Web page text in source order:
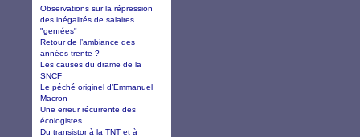
Observations sur la répression
des inégalités de salaires
"genrées"
Retour de l’ambiance des
années trente ?
Les causes du drame de la
SNCF
Le péché originel d’Emmanuel
Macron
Une erreur récurrente des
écologistes
Du transistor à la TNT et à